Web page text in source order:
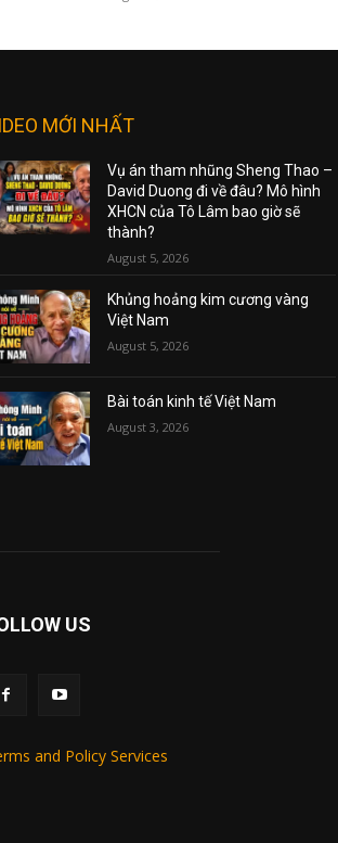
MỚI NHẤT
Vụ án tham nhũng Sheng Thao –
David Duong đi về đâu? Mô hình
XHCN của Tô Lâm bao giờ sẽ
thành?
August 5, 2026
Khủng hoảng kim cương vàng
Việt Nam
August 5, 2026
Bài toán kinh tế Việt Nam
August 3, 2026
US
and Policy Services